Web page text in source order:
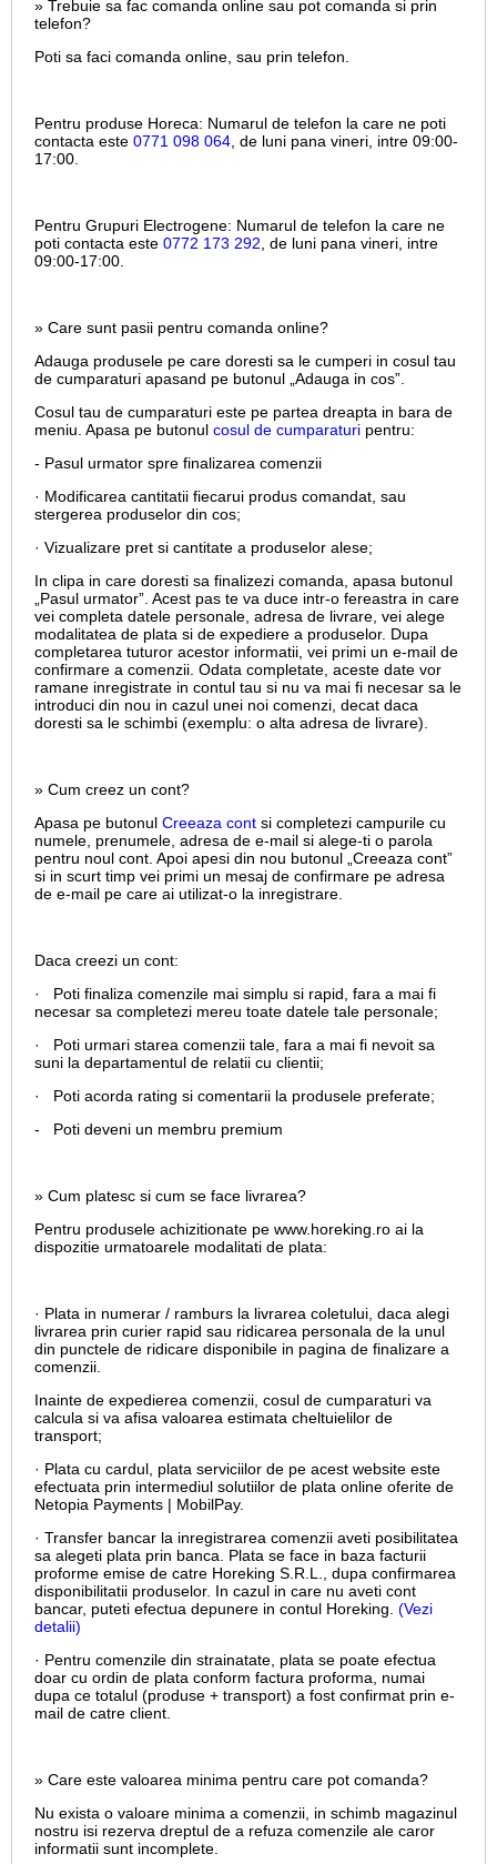
» Trebuie sa fac comanda online sau pot comanda si prin
telefon?
Poti sa faci comanda online, sau prin telefon.
Pentru produse Horeca: Numarul de telefon la care ne poti
contacta este 0771 098 064, de luni pana vineri, intre 09:00-
17:00.
Pentru Grupuri Electrogene: Numarul de telefon la care ne
poti contacta este 0772 173 292, de luni pana vineri, intre
09:00-17:00.
» Care sunt pasii pentru comanda online?
Adauga produsele pe care doresti sa le cumperi in cosul tau
de cumparaturi apasand pe butonul „Adauga in cos”.
Cosul tau de cumparaturi este pe partea dreapta in bara de
meniu. Apasa pe butonul cosul de cumparaturi pentru:
- Pasul urmator spre finalizarea comenzii
· Modificarea cantitatii fiecarui produs comandat, sau
stergerea produselor din cos;
· Vizualizare pret si cantitate a produselor alese;
In clipa in care doresti sa finalizezi comanda, apasa butonul
„Pasul urmator”. Acest pas te va duce intr-o fereastra in care
vei completa datele personale, adresa de livrare, vei alege
modalitatea de plata si de expediere a produselor. Dupa
completarea tuturor acestor informatii, vei primi un e-mail de
confirmare a comenzii. Odata completate, aceste date vor
ramane inregistrate in contul tau si nu va mai fi necesar sa le
introduci din nou in cazul unei noi comenzi, decat daca
doresti sa le schimbi (exemplu: o alta adresa de livrare).
» Cum creez un cont?
Apasa pe butonul Creeaza cont si completezi campurile cu
numele, prenumele, adresa de e-mail si alege-ti o parola
pentru noul cont. Apoi apesi din nou butonul „Creeaza cont”
si in scurt timp vei primi un mesaj de confirmare pe adresa
de e-mail pe care ai utilizat-o la inregistrare.
Daca creezi un cont:
· Poti finaliza comenzile mai simplu si rapid, fara a mai fi
necesar sa completezi mereu toate datele tale personale;
· Poti urmari starea comenzii tale, fara a mai fi nevoit sa
suni la departamentul de relatii cu clientii;
· Poti acorda rating si comentarii la produsele preferate;
- Poti deveni un membru premium
» Cum platesc si cum se face livrarea?
Pentru produsele achizitionate pe www.horeking.ro ai la
dispozitie urmatoarele modalitati de plata:
· Plata in numerar / ramburs la livrarea coletului, daca alegi
livrarea prin curier rapid sau ridicarea personala de la unul
din punctele de ridicare disponibile in pagina de finalizare a
comenzii.
Inainte de expedierea comenzii, cosul de cumparaturi va
calcula si va afisa valoarea estimata cheltuielilor de
transport;
· Plata cu cardul, plata serviciilor de pe acest website este
efectuata prin intermediul solutiilor de plata online oferite de
Netopia Payments | MobilPay.
· Transfer bancar la inregistrarea comenzii aveti posibilitatea
sa alegeti plata prin banca. Plata se face in baza facturii
proforme emise de catre Horeking S.R.L., dupa confirmarea
disponibilitatii produselor. In cazul in care nu aveti cont
bancar, puteti efectua depunere in contul Horeking. (Vezi
detalii)
· Pentru comenzile din strainatate, plata se poate efectua
doar cu ordin de plata conform factura proforma, numai
dupa ce totalul (produse + transport) a fost confirmat prin e-
mail de catre client.
» Care este valoarea minima pentru care pot comanda?
Nu exista o valoare minima a comenzii, in schimb magazinul
nostru isi rezerva dreptul de a refuza comenzile ale caror
informatii sunt incomplete.